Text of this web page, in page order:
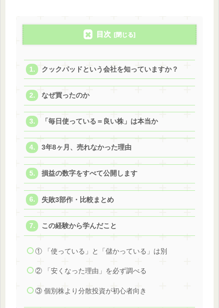
目次
クックパッドという会社を知っていますか？
なぜ買ったのか
「毎日使っている＝良い株」は本当か
3年8ヶ月、売れなかった理由
損益の数字をすべて公開します
失敗3部作・比較まとめ
この経験から学んだこと
① 「使っている」と「儲かっている」は別
② 「安くなった理由」を必ず調べる
③ 個別株より分散投資が初心者向き